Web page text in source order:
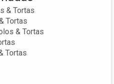
& Tortas
Tortas
& Tortas
Tortas